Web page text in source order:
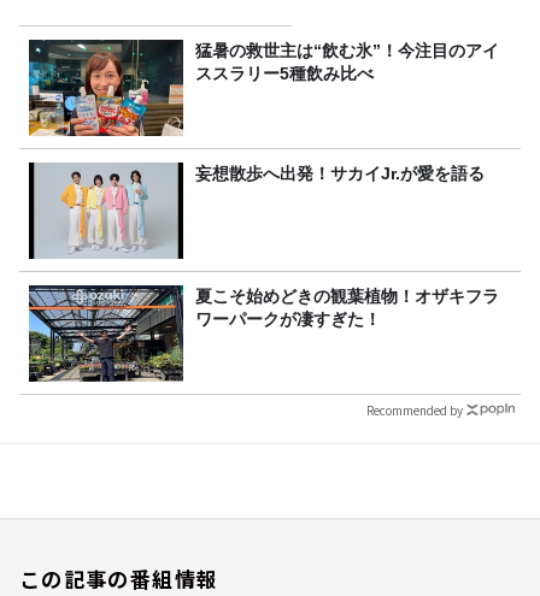
猛暑の救世主は“飲む氷”！今注目のアイ
ススラリー5種飲み比べ
妄想散歩へ出発！サカイJr.が愛を語る
夏こそ始めどきの観葉植物！オザキフラ
ワーパークが凄すぎた！
Recommended by
この記事の番組情報